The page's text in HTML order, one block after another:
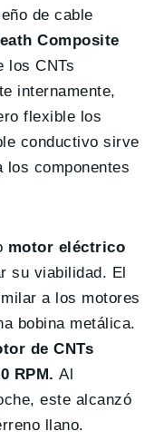
de cable
Composite
los CNTs
internamente,
flexible los
conductivo sirve
los componentes
motor eléctrico
su viabilidad. El
a los motores
bobina metálica.
de CNTs
RPM.Al
este alcanzó
llano.